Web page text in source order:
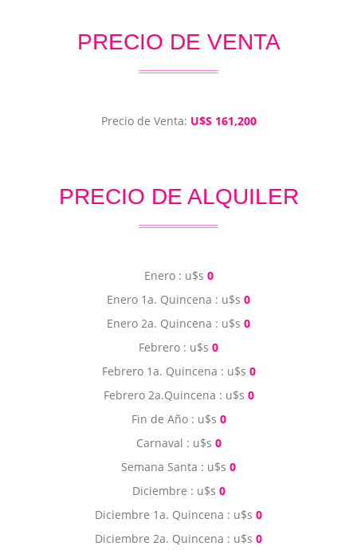
PRECIO DE VENTA
Precio de Venta: U$S 161,200
PRECIO DE ALQUILER
Enero : u$s 0
Enero 1a. Quincena : u$s 0
Enero 2a. Quincena : u$s 0
Febrero : u$s 0
Febrero 1a. Quincena : u$s 0
Febrero 2a.Quincena : u$s 0
Fin de Año : u$s 0
Carnaval : u$s 0
Semana Santa : u$s 0
Diciembre : u$s 0
Diciembre 1a. Quincena : u$s 0
Diciembre 2a. Quincena : u$s 0